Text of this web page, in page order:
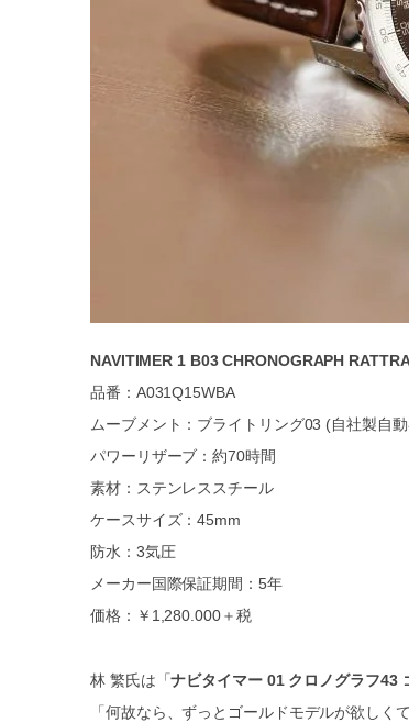
NAVITIMER 1 B03 CHRONOGRAPH
品番：A031Q15WBA
ムーブメント：ブライトリング03 (自社製自
パワーリザーブ：約70時間
素材：ステンレススチール
ケースサイズ：45mm
防水：3気圧
メーカー国際保証期間：5年
価格：￥1,280.000＋税
林 繁氏は「ナビタイマー 01 クロノグラフ43
「何故なら、ずっとゴールドモデルが欲し